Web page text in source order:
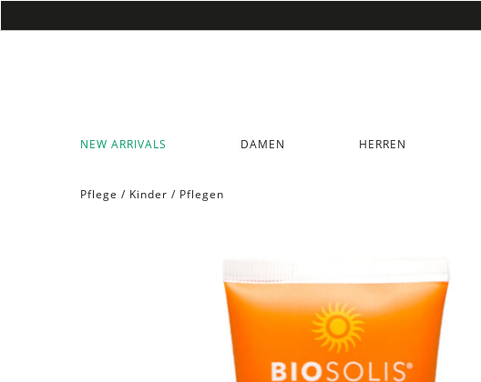
NEW ARRIVALS DAMEN HERREN
Pflege / Kinder / Pflegen